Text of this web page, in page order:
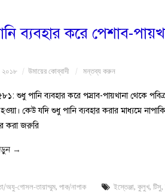
ব্যবহার করে পেশাব-
২০১৮ উমায়ের কোব্বাদী মন্তব্য করুন
শুধু পানি ব্যবহার করে পস্রাব-পায়খানা থেকে
কেউ যদি শুধু পানি ব্যবহার করার মাধ্যমে
করা জরুরি
→
অযু-গোসল-তায়াম্মুম,পাক/নাপাক ইস্তেঞ্জা,কুলুখ,টিসু,